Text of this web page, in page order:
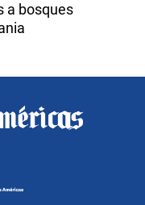
a bosques